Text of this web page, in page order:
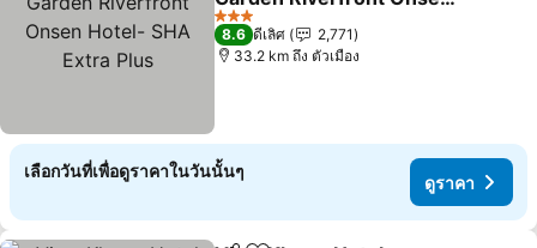
Hotel- SHA Extra Plus
ดูราคา
3 ดาว
8.6 ดีเลิศ
2,771
33.2 km ถึง ตัวเมือง
เลือกวันที่เพื่อดูราคาในวันนั้นๆ
ดูราคา